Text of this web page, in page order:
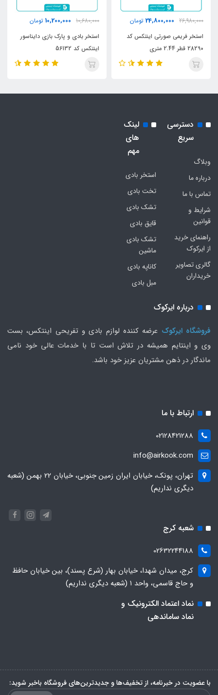
26,980,000
24,800,000 تومان
استخر فریمی صورتی اینتکس کد
28290 قطر 2.44 متری
10,680,000
10,200,000 تومان
استخر بادی و پارک بازی دایناسور
اینتکس کد 56132
دسترسی
سریع
وبلاگ
درباره ما
تماس با ما
شرایط و
قوانین
راهنمای خرید
از ایرکوک
گالری تصاویر
خریداران
لینک
های
مهم
استخر بادی
تخت بادی
تشک بادی
قایق بادی
تشک بادی
ماشین
کاناپه بادی
مبل بادی
درباره ایرکوک
فروشگاه ایرکوک عرضه کننده لوازم بادی و تفریحی اینتکس، بست
وی و اینتایم همیشه در تلاش است تا با خدمات عالی خود نامی
ماندگار در ذهن مشتریان عزیز خود باشد.
ارتباط با ما
02128421288
info@airkook.com
تهران، پونک، خیابان ایران زمین جنوبی، خیابان 22 بهمن (شعبه
دیگری نداریم)
شعبه کرج
02632244188
کرج، میدان شهدا، خیابان بهار (شرع پسند)، بین خیابان حافظ
و حاج قاسمی، واحد ۱ (شعبه دیگری نداریم)
نماد اعتماد الکترونیک و
نماد ساماندهی
با عضویت در خبرنامه، از تخفیف‌ها و جدیدترین‌های فروشگاه باخبر شوید: